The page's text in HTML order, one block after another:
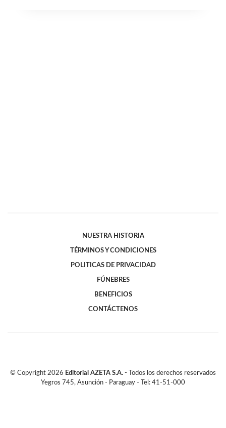
NUESTRA HISTORIA
TÉRMINOS Y CONDICIONES
POLITICAS DE PRIVACIDAD
FÚNEBRES
BENEFICIOS
CONTÁCTENOS
© Copyright 2026 Editorial AZETA S.A. - Todos los derechos reservados
Yegros 745, Asunción - Paraguay - Tel: 41-51-000